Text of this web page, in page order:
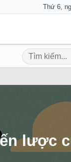
Thứ 6,
lược